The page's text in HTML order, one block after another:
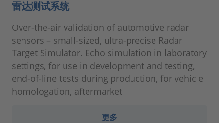
雷达测试系统
Over-the-air validation of automotive radar
sensors – small-sized, ultra-precise Radar
Target Simulator. Echo simulation in laboratory
settings, for use in development and testing,
end-of-line tests during production, for vehicle
homologation, aftermarket
更多